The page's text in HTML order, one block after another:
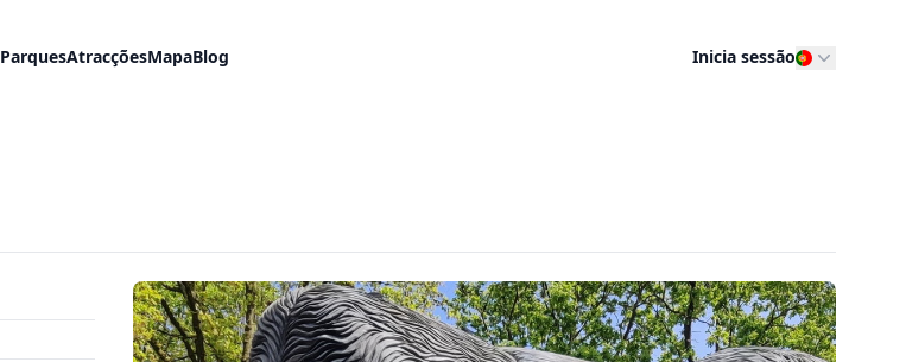
ParquesAtracçõesMapaBlog Inicia sessão